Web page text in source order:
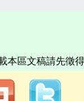
本區文稿請先徵